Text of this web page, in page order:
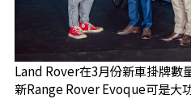
Land Rover在3月份新車掛牌數
新Range Rover Evoque可是大功